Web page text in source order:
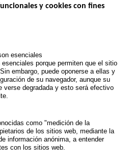
PROCEDENTES DE
DE ESTUDIOS
y cookies con fines
esenciales
porque permiten que el sitio
embargo, puede oponerse a ellas y
de su navegador, aunque su
verse degradada y esto será efectivo
como "medición de la
de los sitios web, mediante la
información anónima, a entender
con los sitios web.